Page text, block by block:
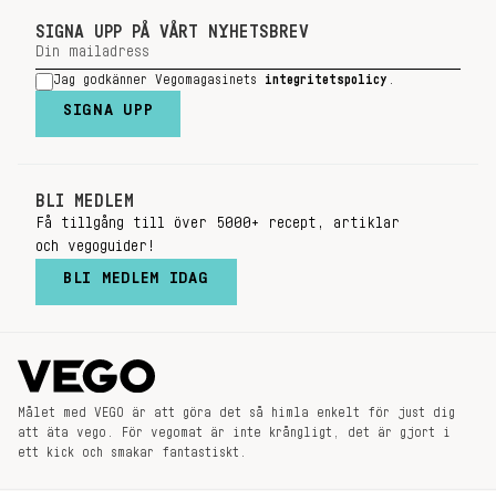
SIGNA UPP PÅ VÅRT NYHETSBREV
Jag godkänner Vegomagasinets integritetspolicy
SIGNA UPP
BLI MEDLEM
Få tillgång till över 5000+ recept, artiklar
och vegoguider!
BLI MEDLEM IDAG
Målet med VEGO är att göra det så himla enkelt för just dig
att äta vego. För vegomat är inte krångligt, det är gjort i
ett kick och smakar fantastiskt.